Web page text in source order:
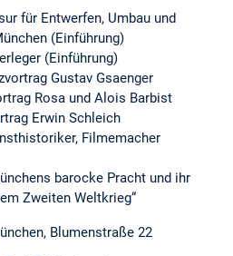
für Entwerfen, Umbau und
(Einführung)
(Einführung)
Gustav Gsaenger
Rosa und Alois Barbist
Erwin Schleich
Filmemacher
barocke Pracht und ihr
Zweiten Weltkrieg“
Blumenstraße 22